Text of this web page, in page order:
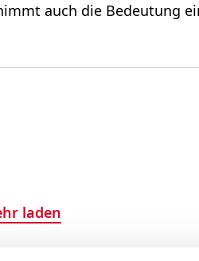
auch die Bedeutung
laden